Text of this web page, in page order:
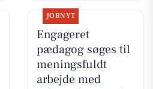
JOBNYT
Engageret
pædagog søges til
meningsfuldt
arbejde med